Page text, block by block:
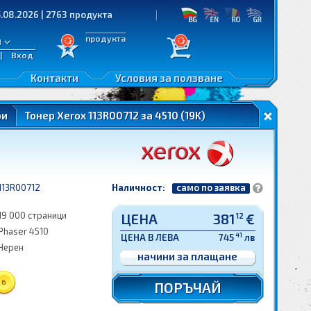
| 2763 продукта
Вход
продукта
Условия за ползване
Контакти
Тонер Xerox 113R00712 за 4510 (19K)
000 страници
4510
6
Наличност: само по заявка
ЦЕНА 381 12 €
ЦЕНА В ЛЕВА 745 41 лв
начини за плащане
ПОРЪЧАЙ